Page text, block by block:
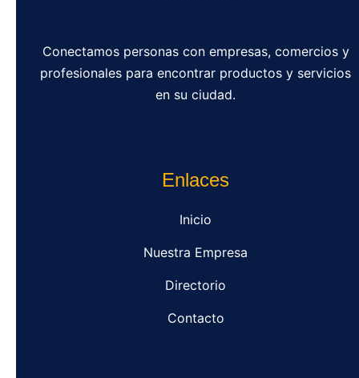
Conectamos personas con empresas, comercios y
profesionales para encontrar productos y servicios
en su ciudad.
Enlaces
Inicio
Nuestra Empresa
Directorio
Contacto